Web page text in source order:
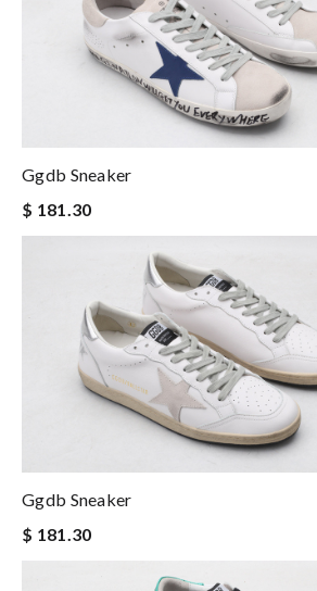
Ggdb Sneaker
$ 181.30
Ggdb Sneaker
$ 181.30